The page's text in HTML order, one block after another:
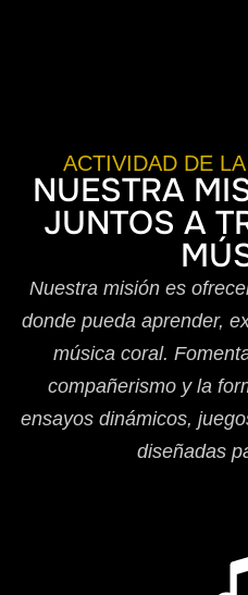
ACTIVIDAD DE
NUESTRA
JUNTOS A
Nuestra misión es
donde pueda aprender,
música coral.
compañerismo y la
ensayos dinámicos,
diseñadas